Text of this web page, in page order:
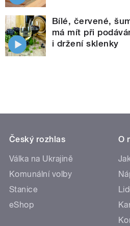
Bílé, červené,
má mít při
i držení sklenky
Český rozhlas
Válka na Ukrajině
Komunální volby
Stanice
eShop
O